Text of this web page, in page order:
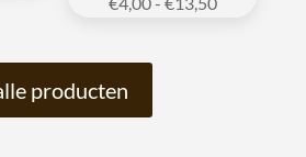
€15,00
producten